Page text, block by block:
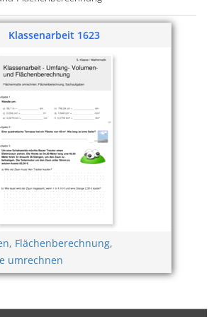
Klassenarbeit 1623
, Flächenberechnung,
umrechnen